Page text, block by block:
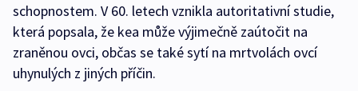
schopnostem. V 60. letech vznikla autoritativní studie,
která popsala, že kea může výjimečně zaútočit na
zraněnou ovci, občas se také sytí na mrtvolách ovcí
uhynulých z jiných příčin.